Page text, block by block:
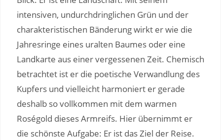
intensiven, undurchdringlichen Grün und der
charakteristischen Bänderung wirkt er wie die
Jahresringe eines uralten Baumes oder eine
Landkarte aus einer vergessenen Zeit. Chemisch
betrachtet ist er die poetische Verwandlung des
Kupfers und vielleicht harmoniert er gerade
deshalb so vollkommen mit dem warmen
Roségold dieses Armreifs. Hier übernimmt er
die schönste Aufgabe: Er ist das Ziel der Reise.